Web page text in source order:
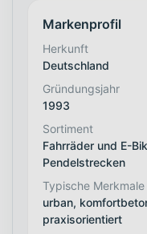
Markenprofil
Herkunft
Deutschland
Gründungsjahr
1993
Sortiment
Fahrräder und E-
Pendelstrecken
Typische Merkmale
urban,
praxisorientiert